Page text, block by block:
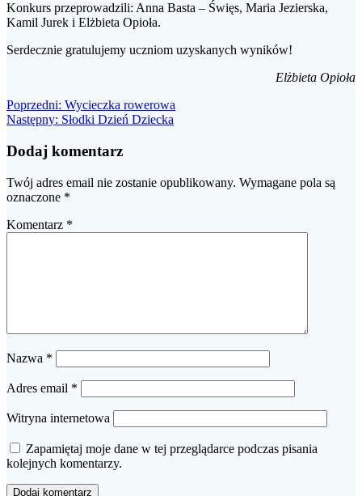
Konkurs przeprowadzili: Anna Basta – Święs, Maria Jezierska,
Kamil Jurek i Elżbieta Opioła.
Serdecznie gratulujemy uczniom uzyskanych wyników!
Elżbieta Opioła
Nawigacja
wpisu
Poprzedni: Poprzedni
wpis:
Wycieczka rowerowa
Następny: Następny
Słodki Dzień Dziecka
Dodaj komentarz
Twój adres email nie zostanie opublikowany. Wymagane pola są
oznaczone *
Komentarz *
Nazwa *
Adres email *
Witryna internetowa
Zapamiętaj moje dane w tej przeglądarce podczas pisania
kolejnych komentarzy.